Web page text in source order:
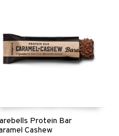
Protein Bar
Cashew